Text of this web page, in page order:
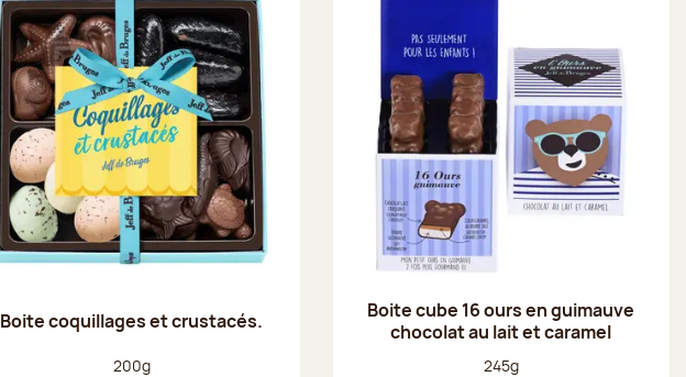
Boite coquillages et crustacés.
Poids net :
200g
Boite cube 16 ours en guimauve
chocolat au lait et caramel
Poids net :
245g